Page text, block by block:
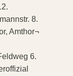
8.
Amthor¬
6.